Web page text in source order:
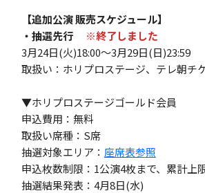
【追加公演 販売スケジュール】
・抽選先行
※終了しました
3月24日(火)18:00～3月29日(日)23:59
取扱い：ホリプロステージ、テレ朝チ
▼ホリプロステージゴールド会員
申込費用：無料
取扱い席種：S席
抽選対象エリア： 座席表参照
申込枚数制限：1公演4枚まで、累計上
抽選結果発表：4月8日(水)